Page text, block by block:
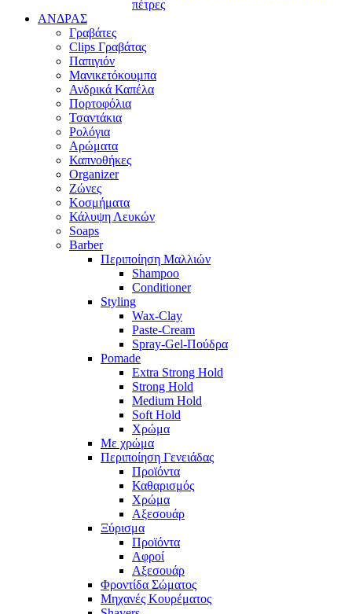
πέτρες
ΑΝΔΡΑΣ
Γραβάτες
Clips Γραβάτας
Παπιγιόν
Μανικετόκουμπα
Ανδρικά Καπέλα
Πορτοφόλια
Τσαντάκια
Ρολόγια
Αρώματα
Καπνοθήκες
Organizer
Ζώνες
Κοσμήματα
Κάλυψη Λευκών
Soaps
Barber
Περιποίηση Μαλλιών
Shampoo
Conditioner
Styling
Wax-Clay
Paste-Cream
Spray-Gel-Πούδρα
Pomade
Extra Strong Hold
Strong Hold
Medium Hold
Soft Hold
Χρώμα
Με χρώμα
Περιποίηση Γενειάδας
Προϊόντα
Καθαρισμός
Χρώμα
Αξεσουάρ
Ξύρισμα
Προϊόντα
Αφροί
Αξεσουάρ
Φροντίδα Σώματος
Μηχανές Κουρέματος